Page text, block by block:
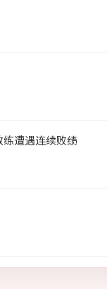
遭遇连续败绩